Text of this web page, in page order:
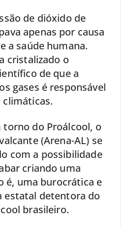
de dióxido de
apenas por causa
a saúde humana.
cristalizado o
de que a
gases é responsável
climáticas.
torno do Proálcool, o
(Arena-AL) se
com a possibilidade
criando uma
é, uma burocrática e
estatal detentora do
brasileiro.